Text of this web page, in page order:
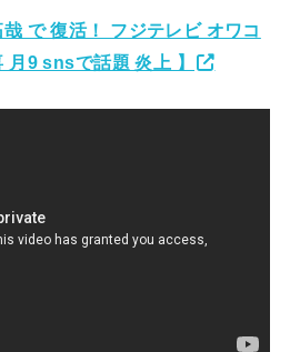
で 復活！ フジテレビ オワコ
月9 snsで話題 炎上 】